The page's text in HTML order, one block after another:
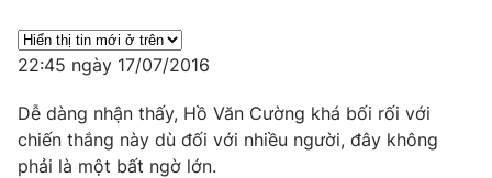
Emagazine
Video
22:45 ngày 17/07/2016
Dễ dàng nhận thấy, Hồ Văn Cường khá bối rối với
chiến thắng này dù đối với nhiều người, đây không
phải là một bất ngờ lớn.